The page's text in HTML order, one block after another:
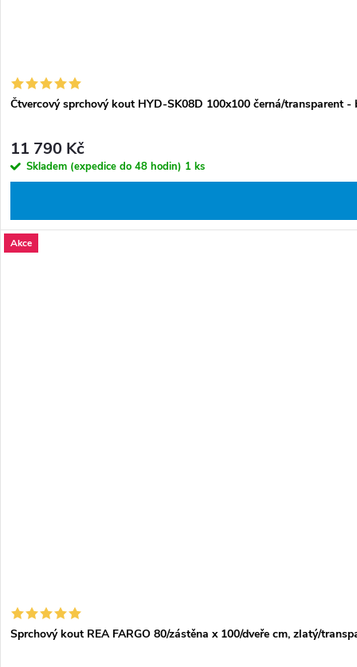
Čtvercový sprchový kout HYD-SK08D 100x100 černá/transparent -
11 790 Kč
Skladem (expedice do 48 hodin) 1 ks
Akce
Sprchový kout REA FARGO 80/zástěna x 100/dveře cm, zlatý/